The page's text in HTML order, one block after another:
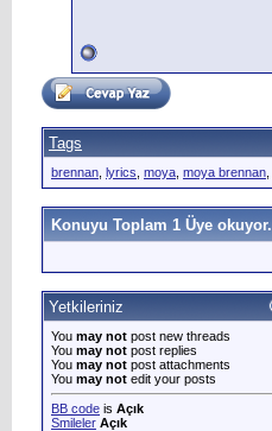
Tags
brennan lyrics moya moya brennan
Konuyu Toplam 1 Üye okuyor.
Yetkileriniz
You may not post new threads
You may not post replies
You may not post attachments
You may not edit your posts
BB code is Açık
Smileler Açık